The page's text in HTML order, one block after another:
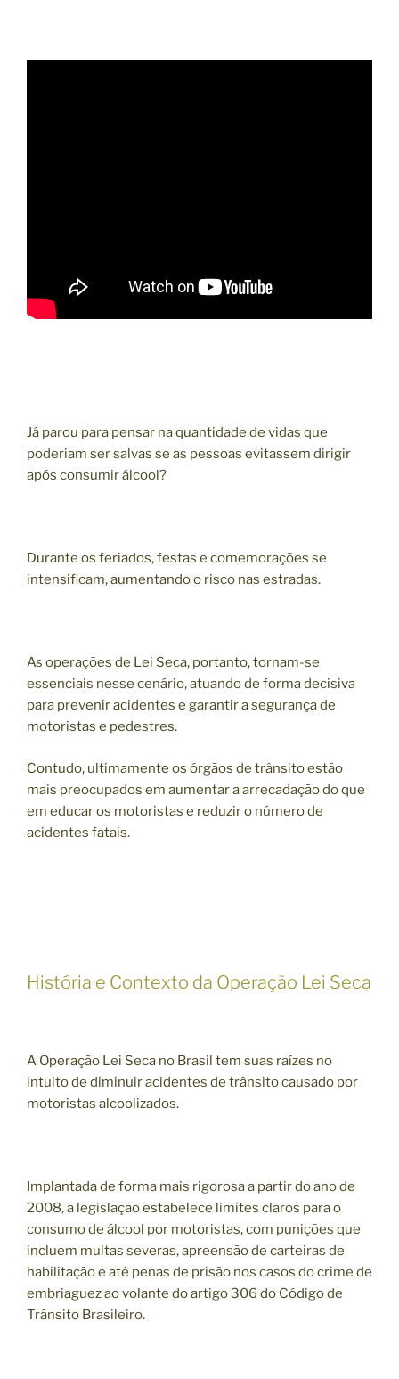
Já parou para pensar na quantidade de vidas que
poderiam ser salvas se as pessoas evitassem dirigir
após consumir álcool?
Durante os feriados, festas e comemorações se
intensificam, aumentando o risco nas estradas.
As operações de Lei Seca, portanto, tornam-se
essenciais nesse cenário, atuando de forma decisiva
para prevenir acidentes e garantir a segurança de
motoristas e pedestres.
Contudo, ultimamente os órgãos de trânsito estão
mais preocupados em aumentar a arrecadação do que
em educar os motoristas e reduzir o número de
acidentes fatais.
História e Contexto da Operação Lei Seca
A Operação Lei Seca no Brasil tem suas raízes no
intuito de diminuir acidentes de trânsito causado por
motoristas alcoolizados.
Implantada de forma mais rigorosa a partir do ano de
2008, a legislação estabelece limites claros para o
consumo de álcool por motoristas, com punições que
incluem multas severas, apreensão de carteiras de
habilitação e até penas de prisão nos casos do crime de
embriaguez ao volante do artigo 306 do Código de
Trânsito Brasileiro.